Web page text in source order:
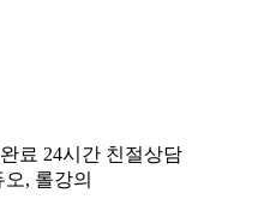
료 24시간 친절상담
, 롤강의